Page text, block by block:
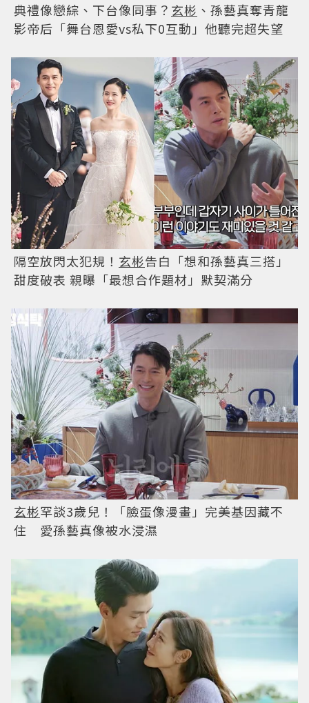
典禮像戀綜、下台像同事？ 玄彬 、孫藝真奪青龍
影帝后「舞台恩愛vs私下0互動」他聽完超失望
隔空放閃太犯規！ 玄彬告白「想和孫藝真三搭」
甜度破表 親曝「最想合作題材」默契滿分
玄彬罕談3歲兒！「臉蛋像漫畫」完美基因藏不
住 愛孫藝真像被水浸濕